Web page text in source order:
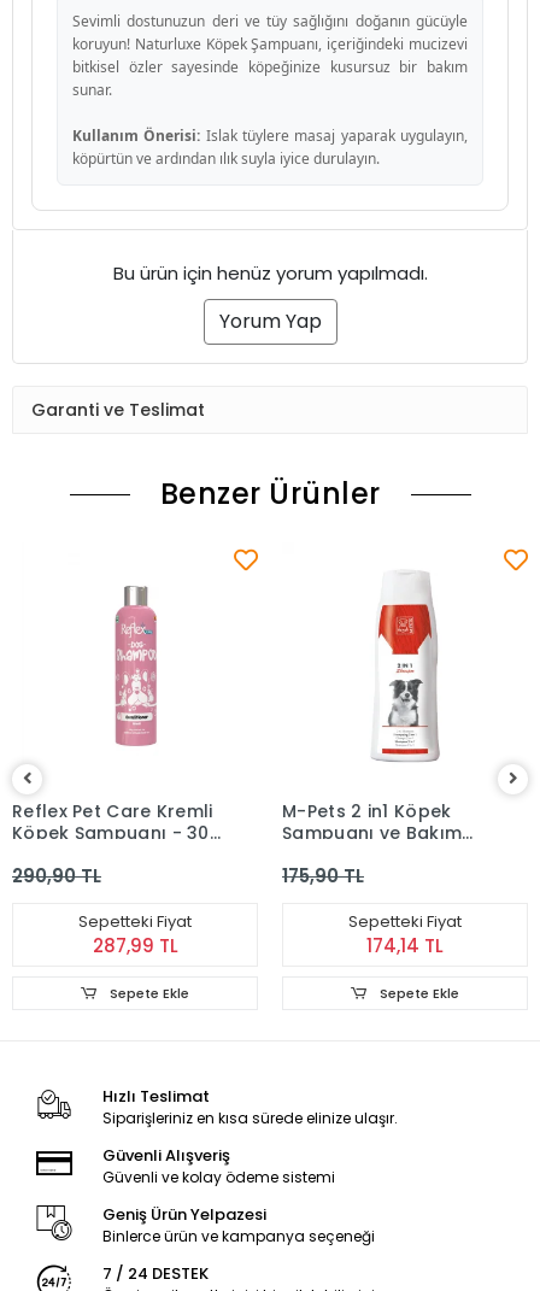
Sevimli dostunuzun deri ve tüy sağlığını doğanın gücüyle
koruyun! Naturluxe Köpek Şampuanı, içeriğindeki mucizevi
bitkisel özler sayesinde köpeğinize kusursuz bir bakım
sunar.
Kullanım Önerisi: Islak tüylere masaj yaparak uygulayın,
köpürtün ve ardından ılık suyla iyice durulayın.
Bu ürün için henüz yorum yapılmadı.
Yorum Yap
Garanti ve Teslimat
Benzer Ürünler
Reflex Pet Care Kremli
Köpek Şampuanı - 300
290,90 TL
Sepetteki Fiyat
287,99 TL
Sepete Ekle
M-Pets 2 in1 Köpek
Şampuanı ve Bakım
175,90 TL
Sepetteki Fiyat
174,14 TL
Sepete Ekle
Hızlı Teslimat
Siparişleriniz en kısa sürede elinize ulaşır.
Güvenli Alışveriş
Güvenli ve kolay ödeme sistemi
Geniş Ürün Yelpazesi
Binlerce ürün ve kampanya seçeneği
7 / 24 DESTEK